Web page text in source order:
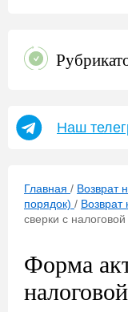
Наш
Главная / Возврат
порядок) /
сверки с налоговой
Форма
налоговой